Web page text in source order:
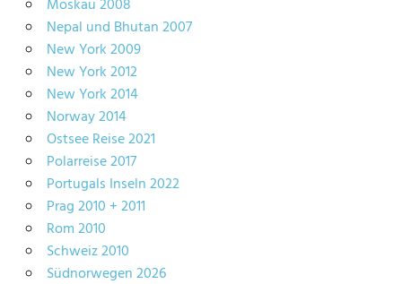
Moskau 2008
Nepal und Bhutan 2007
New York 2009
New York 2012
New York 2014
Norway 2014
Ostsee Reise 2021
Polarreise 2017
Portugals Inseln 2022
Prag 2010 + 2011
Rom 2010
Schweiz 2010
Südnorwegen 2026